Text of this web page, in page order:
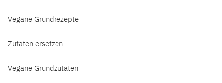
Vegane Grundrezepte
Zutaten ersetzen
Vegane Grundzutaten